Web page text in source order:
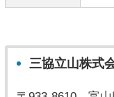
三協立山株式